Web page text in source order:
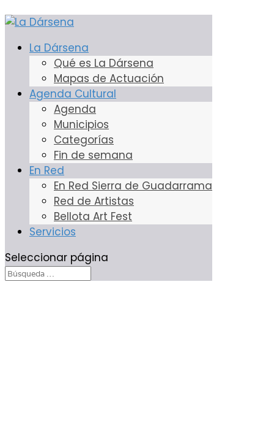
La Dársena
Qué es La Dársena
Mapas de Actuación
Agenda Cultural
Agenda
Municipios
Categorías
Fin de semana
En Red
En Red Sierra de Guadarrama
Red de Artistas
Bellota Art Fest
Servicios
Seleccionar página
Kontras-T
28 Nov, 2022